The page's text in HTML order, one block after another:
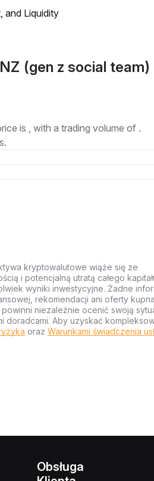
and Liquidity
(gen z social team)
is , with a trading volume of .
kryptowalutowe wiąże się ze
i potencjalną utratą całego
wyniki inwestycyjne. Żadne
rekomendacji ani oferty kupna,
niezależnie ocenić swoją
doradcami. Aby uzyskać
oraz Warunkami świadczenia
Obsługa